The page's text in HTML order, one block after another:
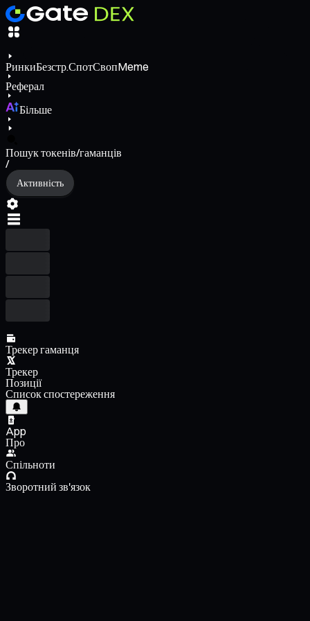
РинкиБезстр.СпотСвопMeme
Реферал
Більше
Пошук токенів/гаманців
/
Активність
Трекер гаманця
Трекер
Позиції
Список спостереження
App
Про
Спільноти
Зворотний зв'язок